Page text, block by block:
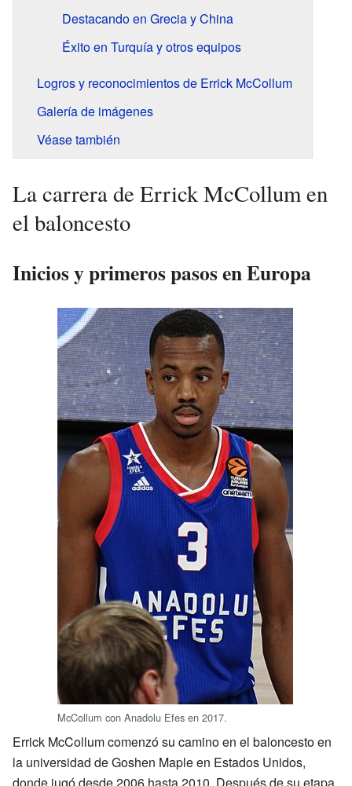
Destacando en Grecia y China
Éxito en Turquía y otros equipos
Logros y reconocimientos de Errick McCollum
Galería de imágenes
Véase también
La carrera de Errick McCollum en
el baloncesto
Inicios y primeros pasos en Europa
McCollum con Anadolu Efes en 2017.
Errick McCollum comenzó su camino en el baloncesto en
la universidad de Goshen Maple en Estados Unidos,